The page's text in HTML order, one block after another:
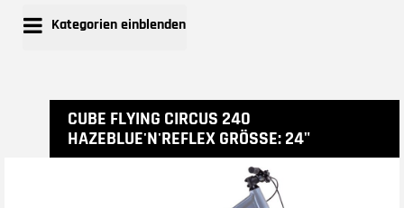
Kategorien einblenden
CUBE FLYING CIRCUS 240
HAZEBLUE'N'REFLEX GRÖSSE: 24"